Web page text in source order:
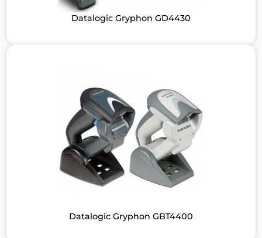
Datalogic Gryphon GD4430
Datalogic Gryphon GBT4400